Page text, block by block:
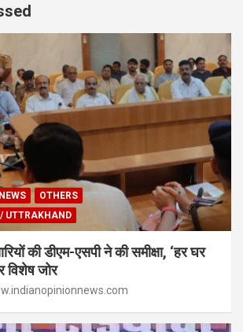
OTHERS
UTTRAKHAND
की डीएम-एसपी ने की समीक्षा, ‘हर घर
विशेष जोर